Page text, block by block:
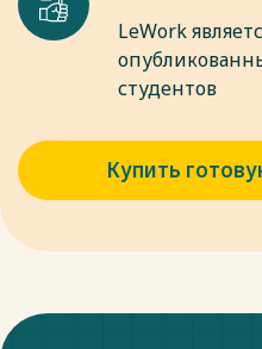
LeWork
студентов
Купить